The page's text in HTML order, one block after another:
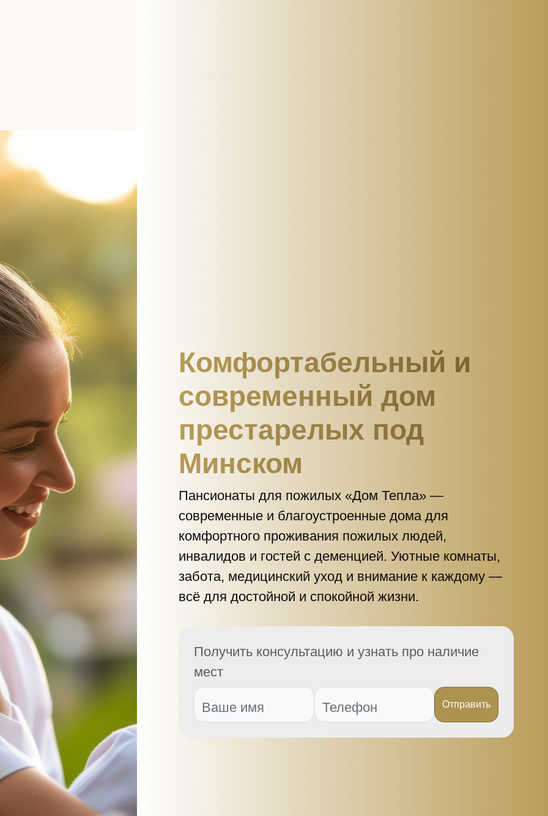
Комфортабельный и
современный дом
престарелых под
Минском
Пансионаты для пожилых «Дом Тепла» —
современные и благоустроенные дома для
комфортного проживания пожилых людей,
инвалидов и гостей с деменцией. Уютные комнаты,
забота, медицинский уход и внимание к каждому —
всё для достойной и спокойной жизни.
Получить консультацию и узнать про наличие
мест
Ваше имя Телефон Отправить